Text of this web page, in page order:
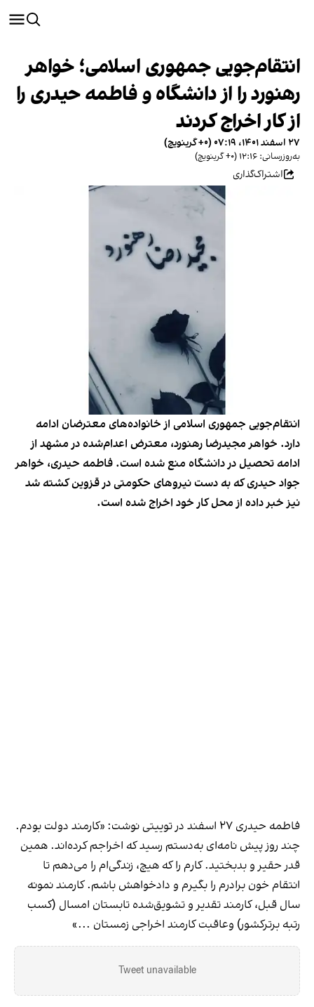
انتقام‌جویی جمهوری اسلامی؛ خواهر
رهنورد را از دانشگاه و فاطمه حیدری را
از کار اخراج کردند
۲۷ اسفند ۱۴۰۱، ۰۷:۱۹ (‎+۰ گرینویچ)
به‌روزرسانی: ۱۲:۱۶ (‎+۰ گرینویچ)
اشتراک‌گذاری
انتقام‌جویی جمهوری اسلامی از خانواده‌های معترضان ادامه
دارد. خواهر مجیدرضا رهنورد، معترض اعدام‌شده در مشهد از
ادامه تحصیل در دانشگاه منع شده است. فاطمه حیدری، خواهر
جواد حیدری که به دست نیروهای حکومتی در قزوین کشته شد
نیز خبر داده از محل کار خود اخراج شده است.
فاطمه حیدری ۲۷ اسفند در توییتی نوشت: «کارمند دولت بودم.
چند روز پیش نامه‌ای به‌دستم رسید که اخراجم کرده‌اند. همین‌
قدر حقیر و بدبختید. کارم را که هیچ، زندگی‌ام را می‌دهم تا
انتقام خون برادرم را بگیرم و دادخواهش باشم. کارمند نمونه
سال قبل، کارمند تقدیر و تشویق‌شده تابستان امسال (کسب
رتبه برترکشور) وعاقبت کارمند اخراجی زمستان ...»
Tweet unavailable